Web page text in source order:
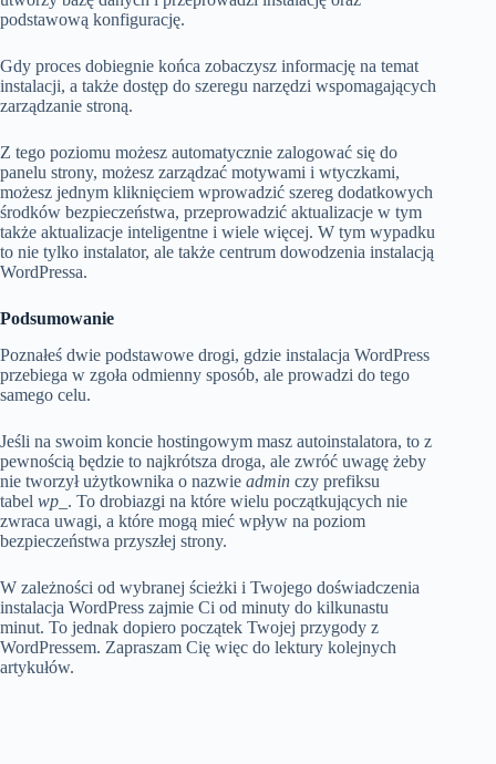
podstawową konfigurację.
Gdy proces dobiegnie końca zobaczysz informację na temat
instalacji, a także dostęp do szeregu narzędzi wspomagających
zarządzanie stroną.
Z tego poziomu możesz automatycznie zalogować się do
panelu strony, możesz zarządzać motywami i wtyczkami,
możesz jednym kliknięciem wprowadzić szereg dodatkowych
środków bezpieczeństwa, przeprowadzić aktualizacje w tym
także aktualizacje inteligentne i wiele więcej. W tym wypadku
to nie tylko instalator, ale także centrum dowodzenia instalacją
WordPressa.
Podsumowanie
Poznałeś dwie podstawowe drogi, gdzie instalacja WordPress
przebiega w zgoła odmienny sposób, ale prowadzi do tego
samego celu.
Jeśli na swoim koncie hostingowym masz autoinstalatora, to z
pewnością będzie to najkrótsza droga, ale zwróć uwagę żeby
nie tworzył użytkownika o nazwie admin czy prefiksu
tabel wp_ . To drobiazgi na które wielu początkujących nie
zwraca uwagi, a które mogą mieć wpływ na poziom
bezpieczeństwa przyszłej strony.
W zależności od wybranej ścieżki i Twojego doświadczenia
instalacja WordPress zajmie Ci od minuty do kilkunastu
minut. To jednak dopiero początek Twojej przygody z
WordPressem. Zapraszam Cię więc do lektury kolejnych
artykułów.